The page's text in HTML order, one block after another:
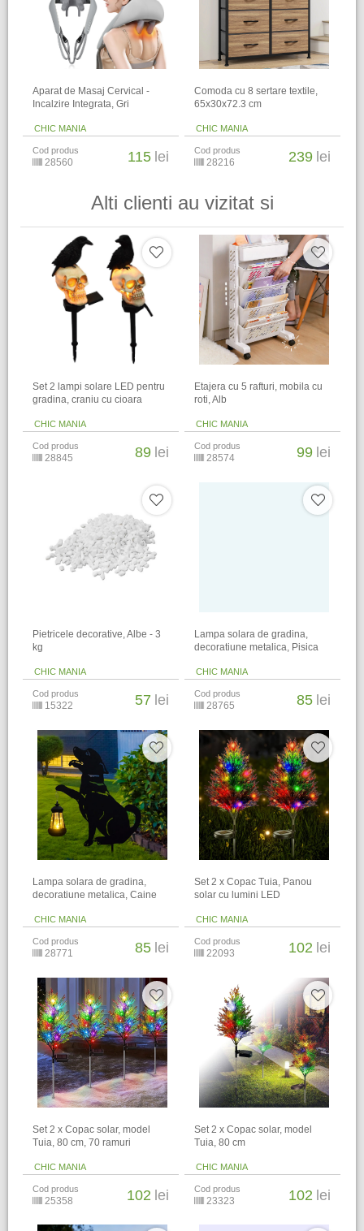
Aparat de Masaj Cervical -
Incalzire Integrata, Gri
CHIC MANIA
Cod produs
28560 115 lei
Comoda cu 8 sertare textile,
65x30x72.3 cm
CHIC MANIA
Cod produs
28216 239 lei
Alti clienti au vizitat si
Set 2 lampi solare LED pentru
gradina, craniu cu cioara
CHIC MANIA
Cod produs
28845 89 lei
Etajera cu 5 rafturi, mobila cu
roti, Alb
CHIC MANIA
Cod produs
28574 99 lei
Pietricele decorative, Albe - 3
kg
CHIC MANIA
Cod produs
15322 57 lei
Lampa solara de gradina,
decoratiune metalica, Pisica
CHIC MANIA
Cod produs
28765 85 lei
Lampa solara de gradina,
decoratiune metalica, Caine
CHIC MANIA
Cod produs
28771 85 lei
Set 2 x Copac Tuia, Panou
solar cu lumini LED
CHIC MANIA
Cod produs
22093 102 lei
Set 2 x Copac solar, model
Tuia, 80 cm, 70 ramuri
CHIC MANIA
Cod produs
25358 102 lei
Set 2 x Copac solar, model
Tuia, 80 cm
CHIC MANIA
Cod produs
23323 102 lei